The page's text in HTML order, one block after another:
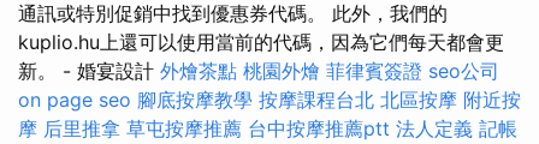
通訊或特別促銷中找到優惠券代碼。 此外，我們的
kuplio.hu上還可以使用當前的代碼，因為它們每天都會更
新。 - 婚宴設計 外燴茶點 桃園外燴 菲律賓簽證 seo公司
on page seo 腳底按摩教學 按摩課程台北 北區按摩 附近按
摩 后里推拿 草屯按摩推薦 台中按摩推薦ptt 法人定義 記帳